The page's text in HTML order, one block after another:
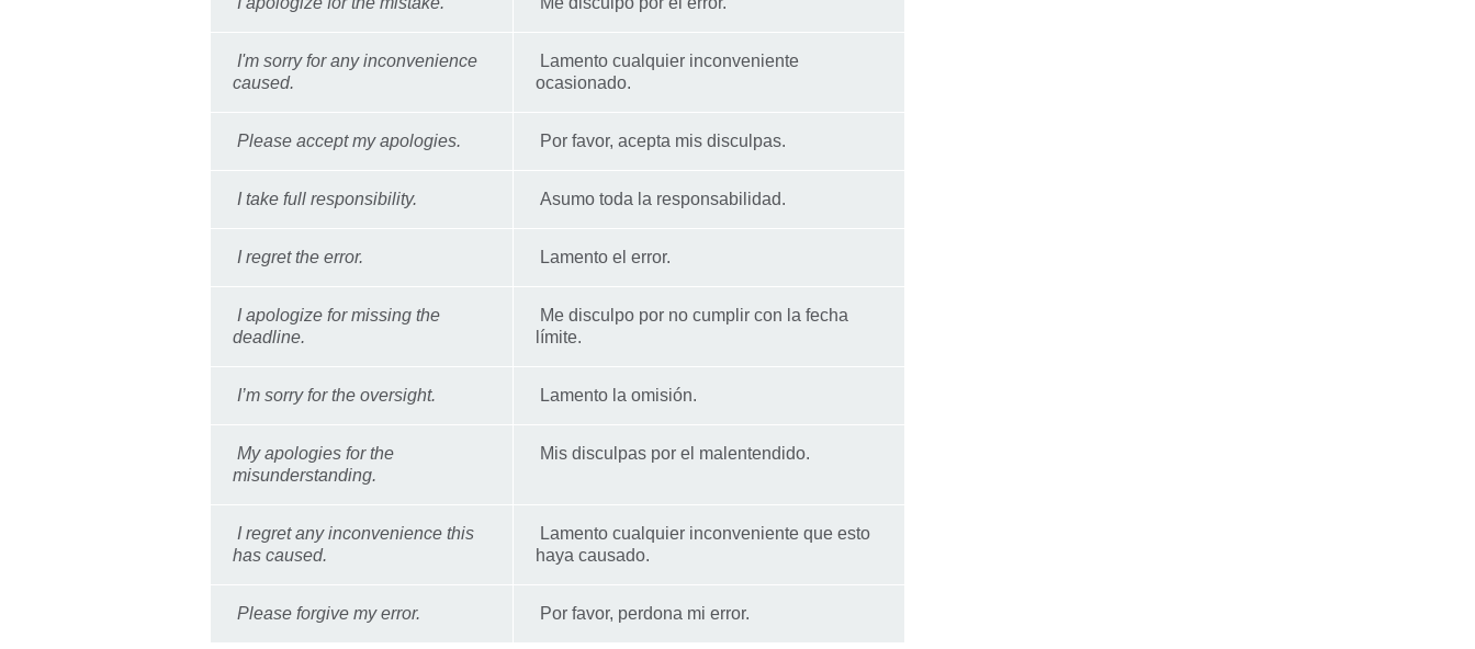
I'm sorry for any inconvenience
caused.
Lamento cualquier inconveniente
ocasionado.
Please accept my apologies. Por favor, acepta mis disculpas.
I take full responsibility. Asumo toda la responsabilidad.
I regret the error. Lamento el error.
I apologize for missing the
deadline.
Me disculpo por no cumplir con la fecha
límite.
I’m sorry for the oversight. Lamento la omisión.
My apologies for the
misunderstanding.
Mis disculpas por el malentendido.
I regret any inconvenience this
has caused.
Lamento cualquier inconveniente que esto
haya causado.
Please forgive my error. Por favor, perdona mi error.